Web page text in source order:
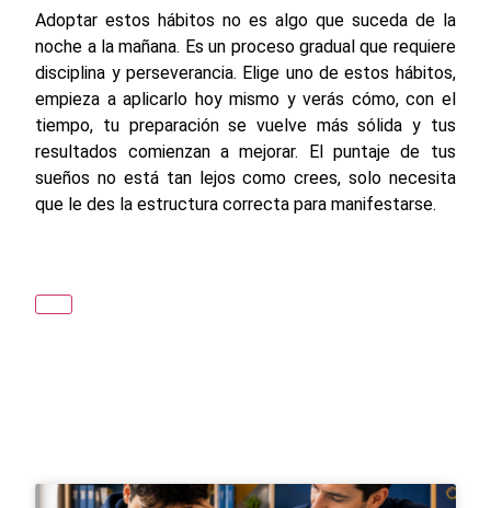
Adoptar estos hábitos no es algo que suceda de la
noche a la mañana. Es un proceso gradual que requiere
disciplina y perseverancia. Elige uno de estos hábitos,
empieza a aplicarlo hoy mismo y verás cómo, con el
tiempo, tu preparación se vuelve más sólida y tus
resultados comienzan a mejorar. El puntaje de tus
sueños no está tan lejos como crees, solo necesita
que le des la estructura correcta para manifestarse.